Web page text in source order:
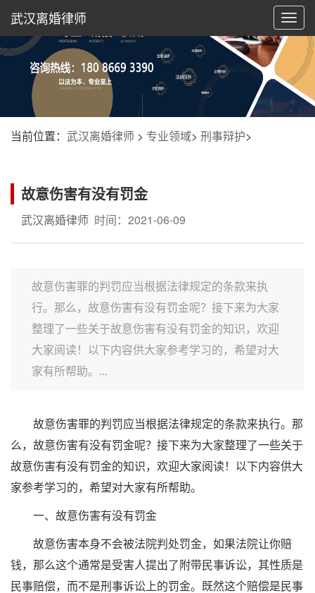
切
换
航
武汉离婚律师
当前位置： 武汉离婚律师 > 专业领域> 刑事辩护>
故意伤害有没有罚金
武汉离婚律师 时间：2021-06-09
故意伤害罪的判罚应当根据法律规定的条款来执
行。那么，故意伤害有没有罚金呢？接下来为大家
整理了一些关于故意伤害有没有罚金的知识，欢迎
大家阅读！以下内容供大家参考学习的，希望对大
家有所帮助。...
故意伤害罪的判罚应当根据法律规定的条款来执行。那
么，故意伤害有没有罚金呢？接下来为大家整理了一些关于
故意伤害有没有罚金的知识，欢迎大家阅读！以下内容供大
家参考学习的，希望对大家有所帮助。
一、故意伤害有没有罚金
故意伤害本身不会被法院判处罚金，如果法院让你赔
钱，那么这个通常是受害人提出了附带民事诉讼，其性质是
民事赔偿，而不是刑事诉讼上的罚金。既然这个赔偿是民事